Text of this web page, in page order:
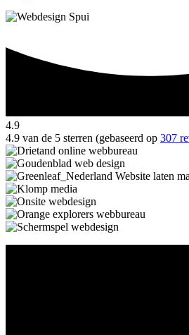
4.9
4.9 van de 5 sterren (gebaseerd op 307